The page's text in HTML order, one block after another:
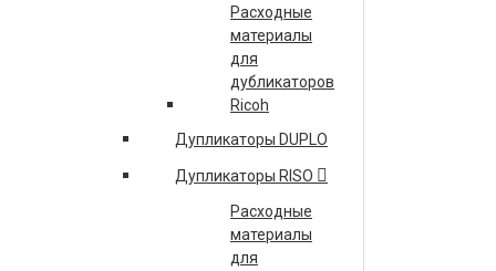
Расходные
материалы
для
дубликаторов
Ricoh
Дупликаторы DUPLO
Дупликаторы RISO
Расходные
материалы
для